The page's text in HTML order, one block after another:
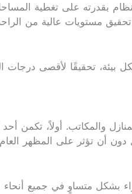
بقدرته على تغطية
تحقيق مستويات عالية من
بيئة، تحقيقًا لأقصى درجات
والمكاتب. أولاً، تكمن أحد
أن تؤثر على المظهر
بشكل متساوٍ في جميع أنحاء